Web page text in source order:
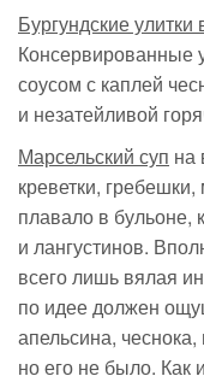
Бургундские
Консервированные
соусом с каплей
и незатейливой
Марсельский суп на
креветки,
плавало в бульоне,
и лангустинов.
всего лишь вялая
по идее должен
апельсина,
но его не было. Как